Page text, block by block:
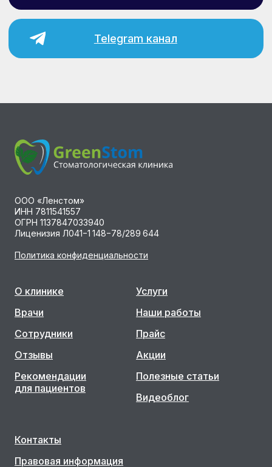
ООО «Ленстом»
ИНН 7811541557
ОГРН 1137847033940
Лиценизия Л041−1 148−78/289 644
Политика конфиденциальности
О клинике
Врачи
Сотрудники
Отзывы
Рекомендации
для пациентов
Услуги
Наши работы
Прайс
Акции
Полезные статьи
Видеоблог
Контакты
Правовая информация